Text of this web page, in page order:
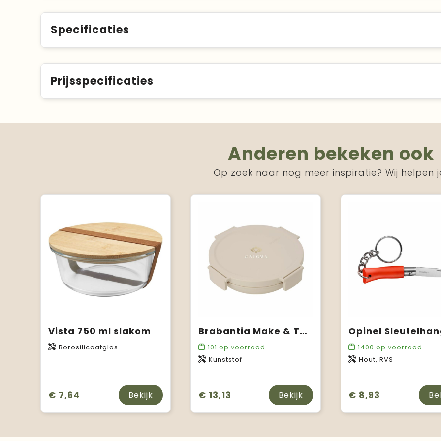
Specificaties
Prijsspecificaties
Anderen bekeken ook
Op zoek naar nog meer inspiratie? Wij helpen
Vista 750 ml slakom
Borosilicaatglas
€ 7,64 Bekijk
Brabantia Make & Take Lunchbowl 1L
101 op voorraad
Kunststof
€ 13,13 Bekijk
1400 op voorraad
Hout, RVS
€ 8,93